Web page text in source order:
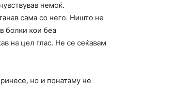
немоќ.
сама со него. Ништо не
болки кои беа
на цел глас. Не се сеќавам
но и понатаму не